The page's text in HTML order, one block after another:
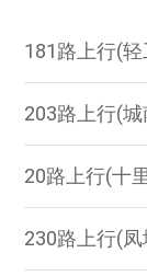
181路上行(
203路上行(
20路上行(十
230路上行(